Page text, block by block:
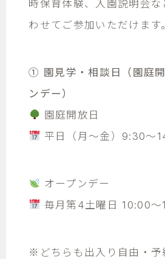
時保育体験、入園説明会な
わせてご参加いただけます
① 園見学・相談日（園庭
ンデー）
園庭開放日
平日（月～金）9:30～
オープンデー
毎月第4土曜日 10:00～
※どちらも出入り自由・予